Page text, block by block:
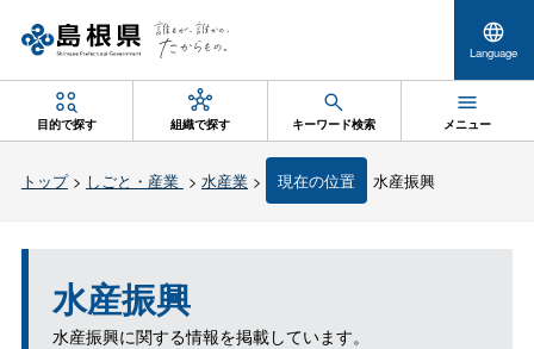
Language
目的で探す 組織で探す キーワード検索 メニュー
トップ> しごと・産業 > 水産業> 現在の位置 水産振興
水産振興
水産振興に関する情報を掲載しています。